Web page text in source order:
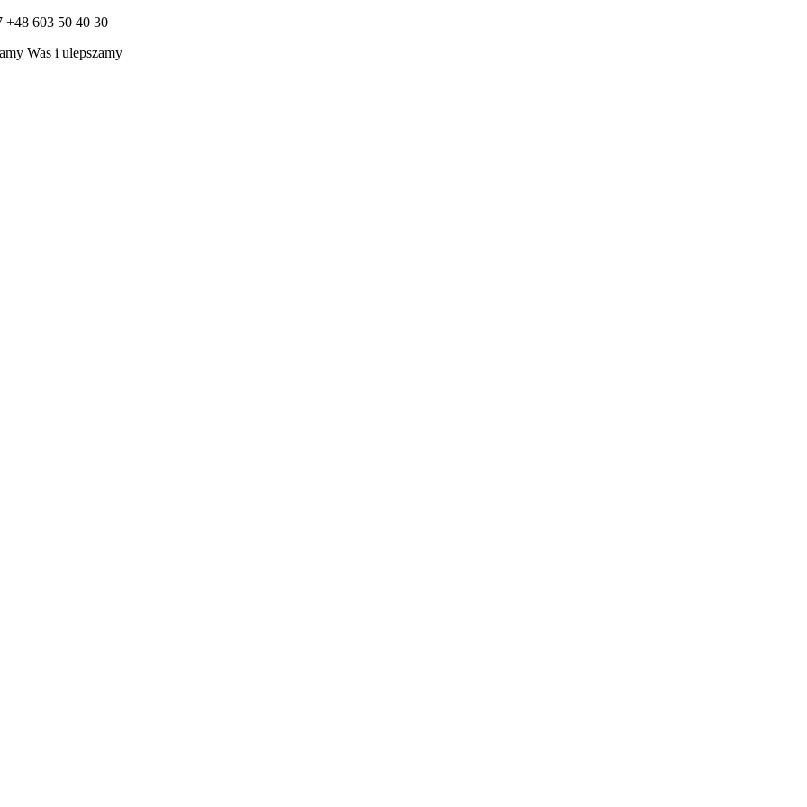
+48 603 50 40 30
Was i ulepszamy